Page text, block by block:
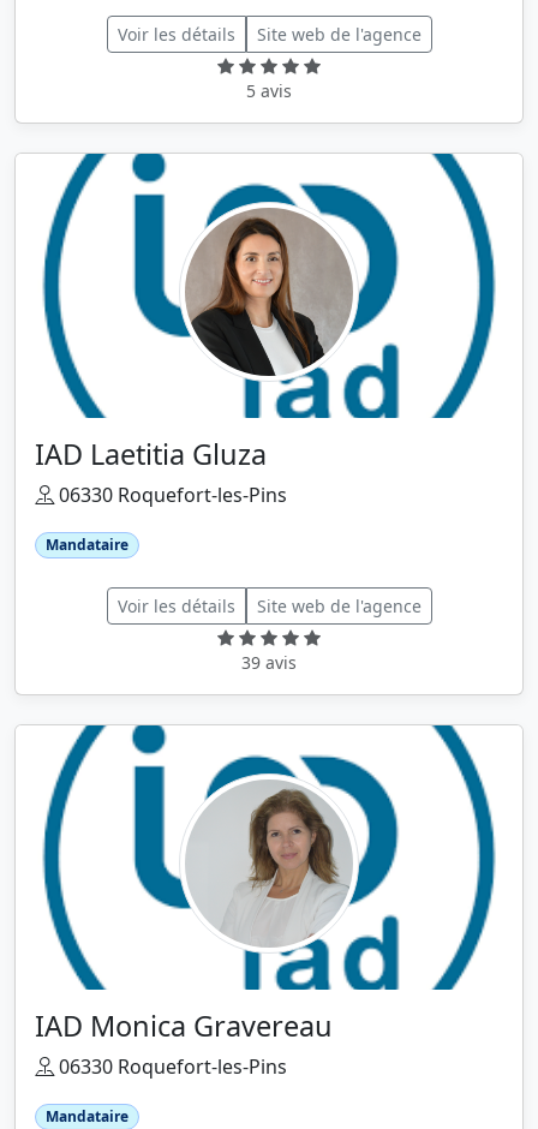
Voir les détails Site web de l'agence
5 avis
IAD Laetitia Gluza
06330 Roquefort-les-Pins
Mandataire
Voir les détails Site web de l'agence
39 avis
IAD Monica Gravereau
06330 Roquefort-les-Pins
Mandataire